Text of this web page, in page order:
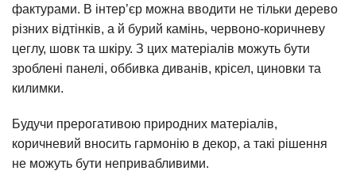
фактурами. В інтер’єр можна вводити не тільки дерево
різних відтінків, а й бурий камінь, червоно-коричневу
цеглу, шовк та шкіру. З цих матеріалів можуть бути
зроблені панелі, оббивка диванів, крісел, циновки та
килимки.
Будучи прерогативою природних матеріалів,
коричневий вносить гармонію в декор, а такі рішення
не можуть бути непривабливими.